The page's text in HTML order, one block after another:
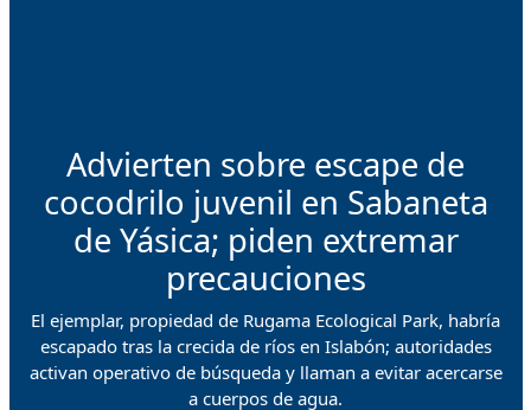
Advierten sobre escape de
cocodrilo juvenil en Sabaneta
de Yásica; piden extremar
precauciones
El ejemplar, propiedad de Rugama Ecological Park, habría
escapado tras la crecida de ríos en Islabón; autoridades
activan operativo de búsqueda y llaman a evitar acercarse
a cuerpos de agua.